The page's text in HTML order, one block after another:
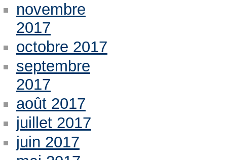
novembre
2017
octobre 2017
septembre
2017
août 2017
juillet 2017
juin 2017